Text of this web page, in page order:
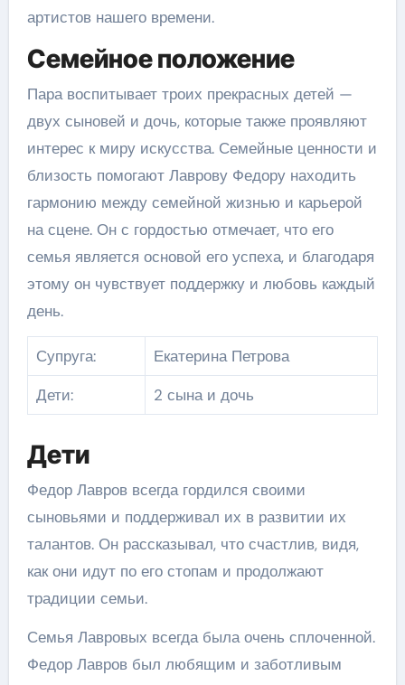
артистов нашего времени.
Семейное положение
Пара воспитывает троих прекрасных детей —
двух сыновей и дочь, которые также проявляют
интерес к миру искусства. Семейные ценности и
близость помогают Лаврову Федору находить
гармонию между семейной жизнью и карьерой
на сцене. Он с гордостью отмечает, что его
семья является основой его успеха, и благодаря
этому он чувствует поддержку и любовь каждый
день.
Супруга:
Екатерина Петрова
Дети:
2 сына и дочь
Дети
Федор Лавров всегда гордился своими
сыновьями и поддерживал их в развитии их
талантов. Он рассказывал, что счастлив, видя,
как они идут по его стопам и продолжают
традиции семьи.
Семья Лавровых всегда была очень сплоченной.
Федор Лавров был любящим и заботливым